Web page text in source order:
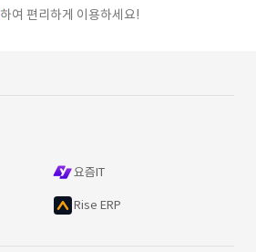
하여 편리하게 이용하세요!
요즘IT
Rise ERP